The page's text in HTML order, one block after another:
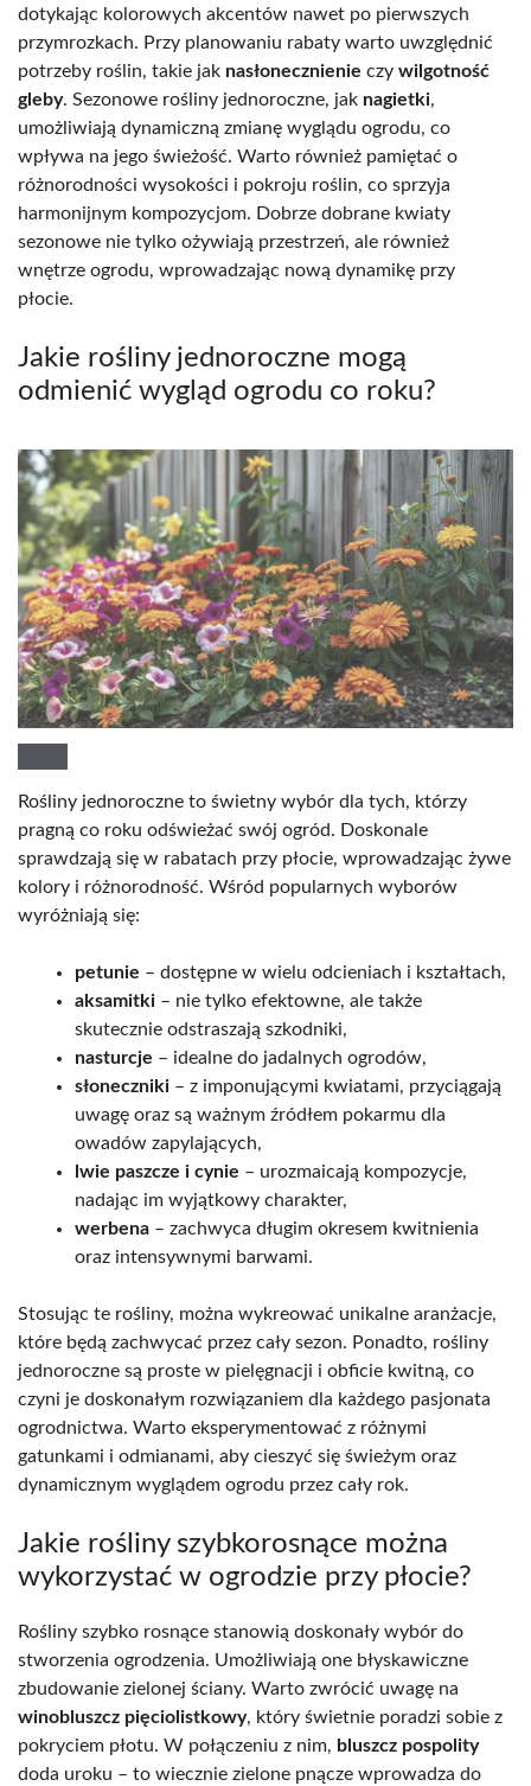
dotykając kolorowych akcentów nawet po pierwszych
przymrozkach. Przy planowaniu rabaty warto uwzględnić
potrzeby roślin, takie jak nasłonecznienie czy wilgotność
gleby. Sezonowe rośliny jednoroczne, jak nagietki,
umożliwiają dynamiczną zmianę wyglądu ogrodu, co
wpływa na jego świeżość. Warto również pamiętać o
różnorodności wysokości i pokroju roślin, co sprzyja
harmonijnym kompozycjom. Dobrze dobrane kwiaty
sezonowe nie tylko ożywiają przestrzeń, ale również
wnętrze ogrodu, wprowadzając nową dynamikę przy
płocie.
Jakie rośliny jednoroczne mogą
odmienić wygląd ogrodu co roku?
Rośliny jednoroczne to świetny wybór dla tych, którzy
pragną co roku odświeżać swój ogród. Doskonale
sprawdzają się w rabatach przy płocie, wprowadzając żywe
kolory i różnorodność. Wśród popularnych wyborów
wyróżniają się:
petunie – dostępne w wielu odcieniach i kształtach,
aksamitki – nie tylko efektowne, ale także
skutecznie odstraszają szkodniki,
nasturcje – idealne do jadalnych ogrodów,
słoneczniki – z imponującymi kwiatami, przyciągają
uwagę oraz są ważnym źródłem pokarmu dla
owadów zapylających,
lwie paszcze i cynie – urozmaicają kompozycje,
nadając im wyjątkowy charakter,
werbena – zachwyca długim okresem kwitnienia
oraz intensywnymi barwami.
Stosując te rośliny, można wykreować unikalne aranżacje,
które będą zachwycać przez cały sezon. Ponadto, rośliny
jednoroczne są proste w pielęgnacji i obficie kwitną, co
czyni je doskonałym rozwiązaniem dla każdego pasjonata
ogrodnictwa. Warto eksperymentować z różnymi
gatunkami i odmianami, aby cieszyć się świeżym oraz
dynamicznym wyglądem ogrodu przez cały rok.
Jakie rośliny szybkorosnące można
wykorzystać w ogrodzie przy płocie?
Rośliny szybko rosnące stanowią doskonały wybór do
stworzenia ogrodzenia. Umożliwiają one błyskawiczne
zbudowanie zielonej ściany. Warto zwrócić uwagę na
winobluszcz pięciolistkowy, który świetnie poradzi sobie z
pokryciem płotu. W połączeniu z nim, bluszcz pospolity
doda uroku – to wiecznie zielone pnącze wprowadza do